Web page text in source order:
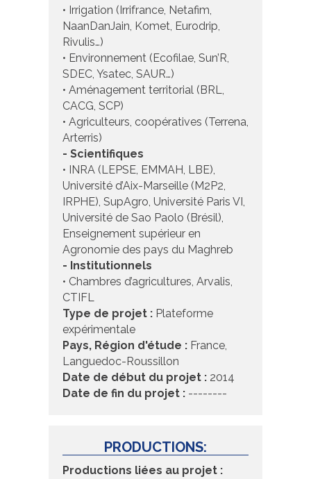
• Irrigation (Irrifrance, Netafim,
NaanDanJain, Komet, Eurodrip,
Rivulis…)
• Environnement (Ecofilae, Sun’R,
SDEC, Ysatec, SAUR…)
• Aménagement territorial (BRL,
CACG, SCP)
• Agriculteurs, coopératives (Terrena,
Arterris)
- Scientifiques
• INRA (LEPSE, EMMAH, LBE),
Université d’Aix-Marseille (M2P2,
IRPHE), SupAgro, Université Paris VI,
Université de Sao Paolo (Brésil),
Enseignement supérieur en
Agronomie des pays du Maghreb
- Institutionnels
• Chambres d’agricultures, Arvalis,
CTIFL
Type de projet : Plateforme
expérimentale
Pays, Région d'étude : France,
Languedoc-Roussillon
Date de début du projet : 2014
Date de fin du projet : --------
PRODUCTIONS:
Productions liées au projet :